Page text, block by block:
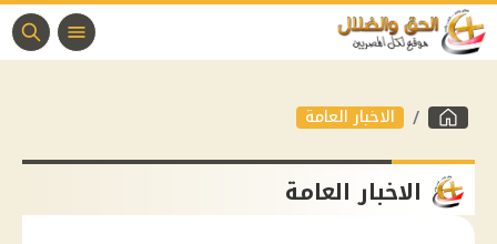
الاخبار العامة
الاخبار العامة